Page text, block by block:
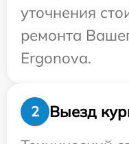
уточнения
ремонта
Ergonova.
2
Выезд